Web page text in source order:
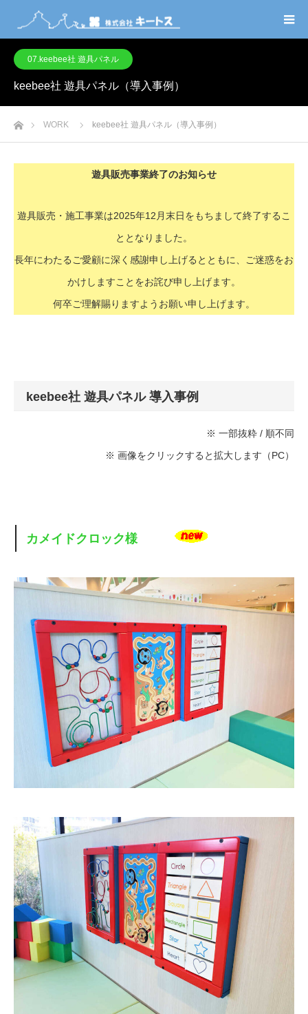
07.keebee社 遊具パネル
keebee社 遊具パネル（導入事例）
ホームWORK keebee社 遊具パネル（導入事例）
遊具販売事業終了のお知らせ
遊具販売・施工事業は2025年12月末日をもちまして終了するこ
ととなりました。
長年にわたるご愛顧に深く感謝申し上げるとともに、ご迷惑をお
かけしますことをお詫び申し上げます。
何卒ご理解賜りますようお願い申し上げます。
keebee社 遊具パネル 導入事例
※ 一部抜粋 / 順不同
※ 画像をクリックすると拡大します（PC）
カメイドクロック様